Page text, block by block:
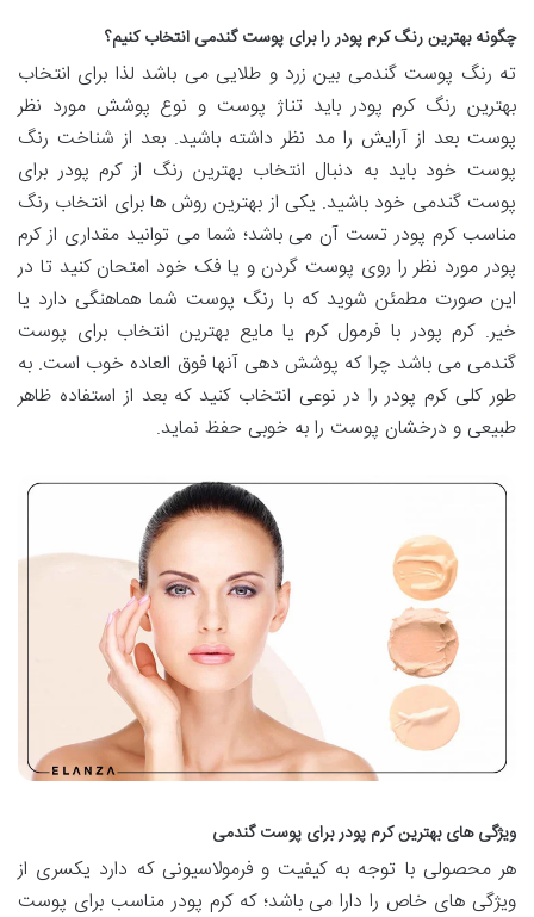
چگونه بهترین رنگ کرم پودر را برای پوست گندمی انتخاب کنیم؟
ته رنگ پوست گندمی بین زرد و طلایی می باشد لذا برای انتخاب
بهترین رنگ کرم پودر باید تناژ پوست و نوع پوشش مورد نظر
پوست بعد از آرایش را مد نظر داشته باشید. بعد از شناخت رنگ
پوست خود باید به دنبال انتخاب بهترین رنگ از کرم پودر برای
پوست گندمی خود باشید. یکی از بهترین روش ها برای انتخاب رنگ
مناسب کرم پودر تست آن می باشد؛ شما می توانید مقداری از کرم
پودر مورد نظر را روی پوست گردن و یا فک خود امتحان کنید تا در
این صورت مطمئن شوید که با رنگ پوست شما هماهنگی دارد یا
خیر. کرم پودر با فرمول کرم یا مایع بهترین انتخاب برای پوست
گندمی می باشد چرا که پوشش دهی آنها فوق العاده خوب است. به
طور کلی کرم پودر را در نوعی انتخاب کنید که بعد از استفاده ظاهر
طبیعی و درخشان پوست را به خوبی حفظ نماید.
ویژگی های بهترین کرم پودر برای پوست گندمی
هر محصولی با توجه به کیفیت و فرمولاسیونی که دارد یکسری از
ویژگی های خاص را دارا می باشد؛ که کرم پودر مناسب برای پوست